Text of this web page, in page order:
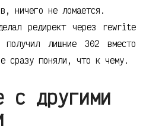
ничего не ломается.
редирект через rewrite
лишние 302 вместо
сразу поняли, что к чему.
с другими